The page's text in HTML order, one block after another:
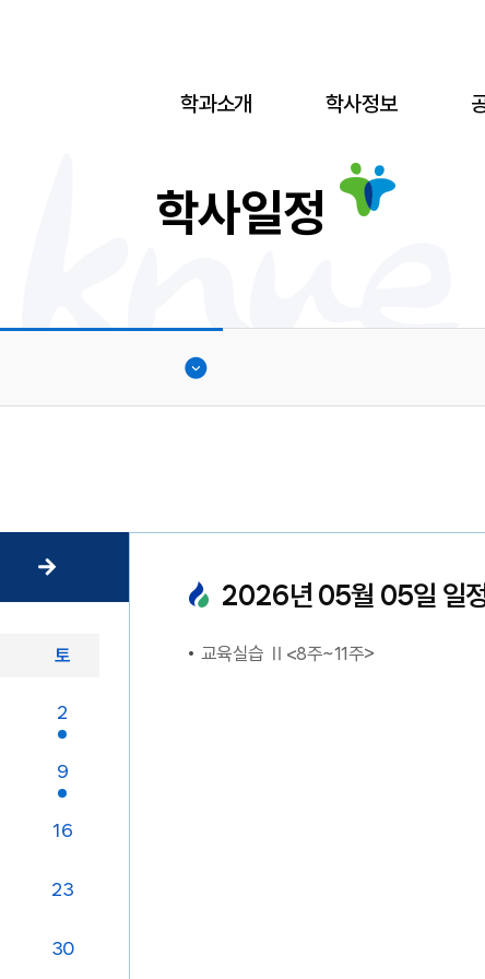
학과소개 학사정보
학사일정
토
2
9
16
23
30
2026년 05월 05일 일
교육실습 Ⅱ<8주~11주>